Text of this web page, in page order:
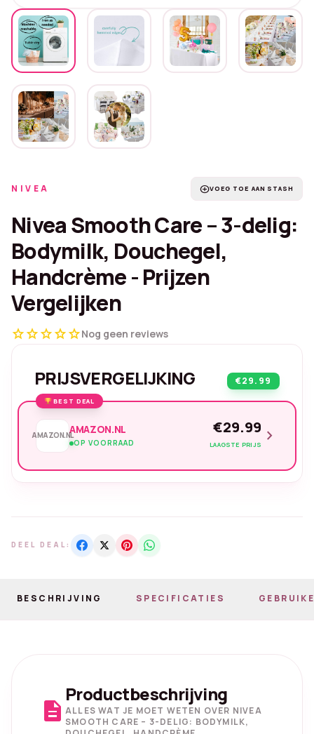
NIVEA add_circleVOEG TOE AAN STASH
Nivea Smooth Care – 3-delig:
Bodymilk, Douchegel,
Handcrème - Prijzen
Vergelijken
starstarstarstarstarNog geen reviews
PRIJSVERGELIJKING €29.99
BEST DEAL
AMAZON.NLAMAZON.NL
OP VOORRAAD
€29.99
LAAGSTE PRIJS chevron_right
DEEL DEAL:
BESCHRIJVING SPECIFICATIES
description
Productbeschrijving
ALLES WAT JE MOET WETEN OVER NIVEA
SMOOTH CARE – 3-DELIG: BODYMILK,